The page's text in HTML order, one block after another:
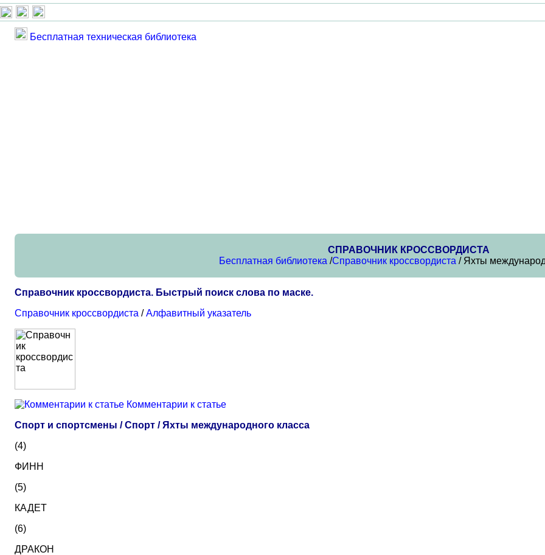
Бесплатная техническая библиотека
СПРАВОЧНИК КРОССВОРДИСТА
Бесплатная библиотека /Справочник кроссвордиста / Яхты
Справочник кроссвордиста. Быстрый поиск слова по маске.
Справочник кроссвордиста /Алфавитный указатель
Комментарии к статье
Спорт и спортсмены / Спорт / Яхты международного класса
(4)
ФИНН
(5)
КАДЕТ
(6)
ДРАКОН